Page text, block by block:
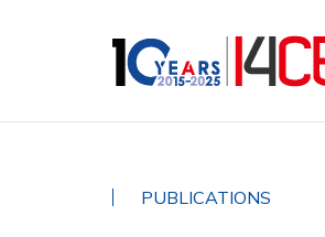
PUBLICATIONS